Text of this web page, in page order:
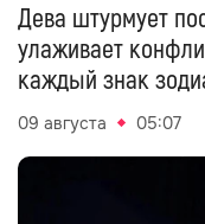
Дева штурмует
улаживает
каждый знак
09 августа 05:07